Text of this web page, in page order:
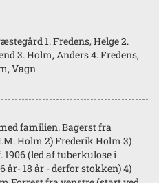
1. Fredens, Helge 2.
3. Holm, Anders 4. Fredens,
Vagn
familien. Bagerst fra
Holm 2) Frederik Holm 3)
1906 (led af tuberkulose i
år- 18 år - derfor stokken) 4)